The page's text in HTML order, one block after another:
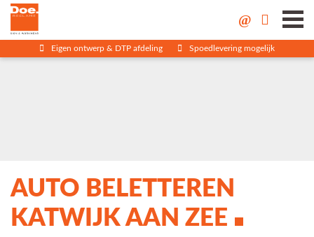
Eigen ontwerp & DTP afdeling Spoedlevering mogelijk
AUTO BELETTEREN
KATWIJK AAN ZEE